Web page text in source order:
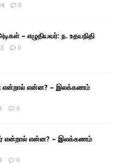
0
– எழுதியவர்: ந. உதயநிதி
0
என்றால் என்ன? – இலக்கணம்
0
என்றால் என்ன? – இலக்கணம்
0